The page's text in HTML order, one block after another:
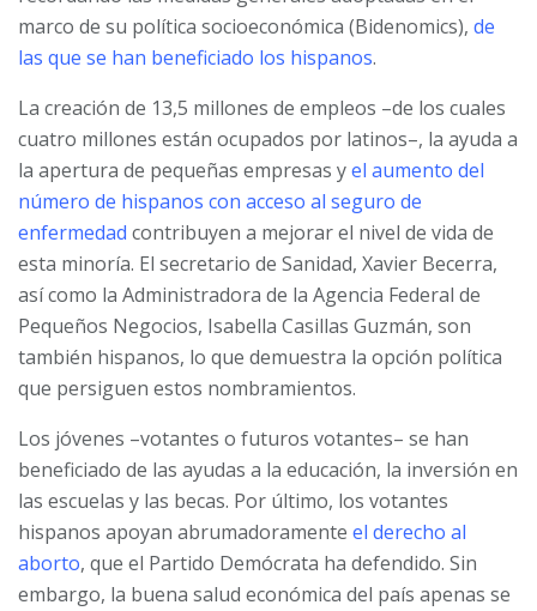
marco de su política socioeconómica (Bidenomics), de
las que se han beneficiado los hispanos.
La creación de 13,5 millones de empleos –de los cuales
cuatro millones están ocupados por latinos–, la ayuda a
la apertura de pequeñas empresas yel aumento del
número de hispanos con acceso al seguro de
enfermedad contribuyen a mejorar el nivel de vida de
esta minoría. El secretario de Sanidad, Xavier Becerra,
así como la Administradora de la Agencia Federal de
Pequeños Negocios, Isabella Casillas Guzmán, son
también hispanos, lo que demuestra la opción política
que persiguen estos nombramientos.
Los jóvenes –votantes o futuros votantes– se han
beneficiado de las ayudas a la educación, la inversión en
las escuelas y las becas. Por último, los votantes
hispanos apoyan abrumadoramente el derecho al
aborto, que el Partido Demócrata ha defendido. Sin
embargo, la buena salud económica del país apenas se